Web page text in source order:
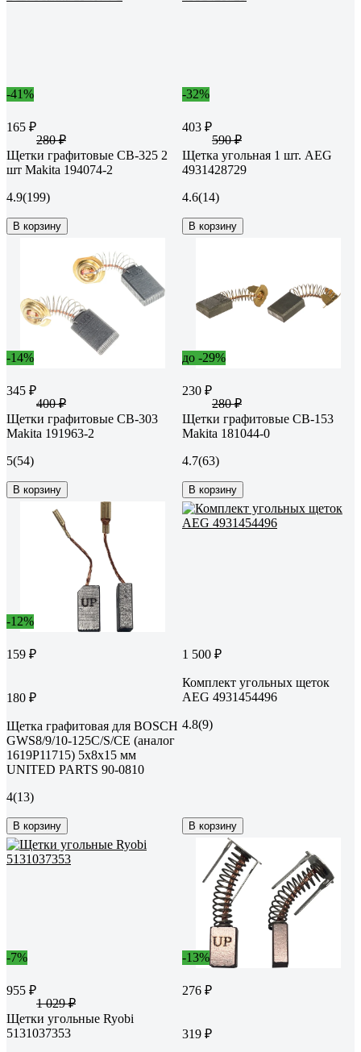
-41%
165 ₽
280 ₽
Щетки графитовые CB-325 2
шт Makita 194074-2
4.9(199)
В корзину
-32%
403 ₽
590 ₽
Щетка угольная 1 шт. AEG
4931428729
4.6(14)
В корзину
-14%
345 ₽
400 ₽
Щетки графитовые CB-303
Makita 191963-2
5(54)
В корзину
до -29%
230 ₽
280 ₽
Щетки графитовые CB-153
Makita 181044-0
4.7(63)
В корзину
-12%
159 ₽
180 ₽
Щетка графитовая для BOSCH
GWS8/9/10-125C/S/CE (аналог
1619P11715) 5x8х15 мм
UNITED PARTS 90-0810
4(13)
В корзину
1 500 ₽
Комплект угольных щеток
AEG 4931454496
4.8(9)
В корзину
-7%
955 ₽
1 029 ₽
Щетки угольные Ryobi
5131037353
-13%
276 ₽
319 ₽